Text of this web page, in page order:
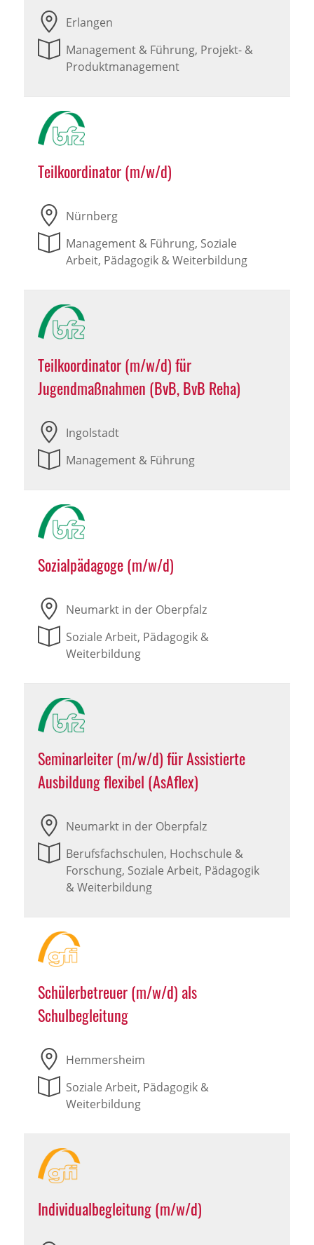
Erlangen
Management & Führung, Projekt- &
Produktmanagement
Teilkoordinator (m/w/d)
Nürnberg
Management & Führung, Soziale
Arbeit, Pädagogik & Weiterbildung
Teilkoordinator (m/w/d) für
Jugendmaßnahmen (BvB, BvB Reha)
Ingolstadt
Management & Führung
Sozialpädagoge (m/w/d)
Neumarkt in der Oberpfalz
Soziale Arbeit, Pädagogik &
Weiterbildung
Seminarleiter (m/w/d) für Assistierte
Ausbildung flexibel (AsAflex)
Neumarkt in der Oberpfalz
Berufsfachschulen, Hochschule &
Forschung, Soziale Arbeit, Pädagogik
& Weiterbildung
Schülerbetreuer (m/w/d) als
Schulbegleitung
Hemmersheim
Soziale Arbeit, Pädagogik &
Weiterbildung
Individualbegleitung (m/w/d)